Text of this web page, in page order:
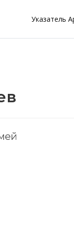
Указатель